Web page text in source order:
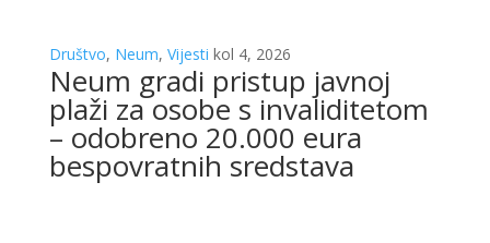
Društvo, Neum, Vijesti kol 4, 2026
Neum gradi pristup javnoj
plaži za osobe s invaliditetom
– odobreno 20.000 eura
bespovratnih sredstava